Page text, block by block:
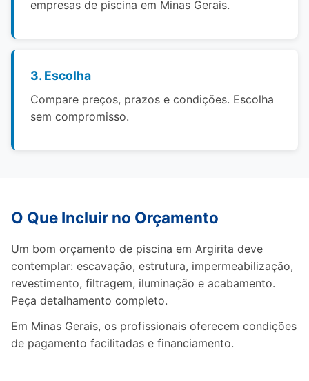
empresas de piscina em Minas Gerais.
3. Escolha
Compare preços, prazos e condições. Escolha
sem compromisso.
O Que Incluir no Orçamento
Um bom orçamento de piscina em Argirita deve
contemplar: escavação, estrutura, impermeabilização,
revestimento, filtragem, iluminação e acabamento.
Peça detalhamento completo.
Em Minas Gerais, os profissionais oferecem condições
de pagamento facilitadas e financiamento.